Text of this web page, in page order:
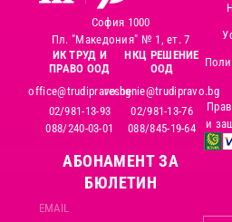
София 1000
Пл. "Македония" № 1, ет. 7
ИК ТРУД И
ПРАВО ООД
office@trudipravo.bg
02/981-13-93
088/240-03-01
НКЦ РЕШЕНИЕ
ООД
reshenie@trudipravo.bg
02/981-13-76
088/845-19-64
и
АБОНАМЕНТ ЗА
БЮЛЕТИН